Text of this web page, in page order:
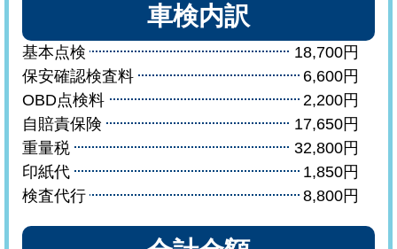
車検内訳
基本点検
18,700円
保安確認検査料
6,600円
OBD点検料
2,200円
自賠責保険
17,650円
重量税
32,800円
印紙代
1,850円
検査代行
8,800円